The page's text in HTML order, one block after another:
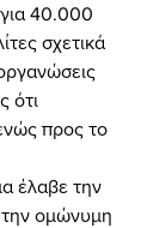
για 40.000
σχετικά
ότι
προς το
έλαβε την
ομώνυμη